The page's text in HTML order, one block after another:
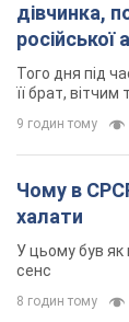
дівчинка,
Того дня під
її брат, вітчим
9 годин тому
Чому в
халати
У цьому був як
сенс
8 годин тому